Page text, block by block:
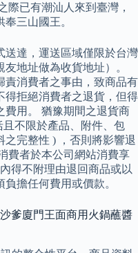
際已有潮汕人來到臺灣，
三山國王。
送達，運送區域僅限於台灣
地址做為收貨地址）。
責消費者之事由，致商品有
得拒絕消費者之退貨，但得
費用。 猶豫期間之退貨商
不限於產品、附件、包
完整性 ) ，否則將影響退
費者於本公司網站消費享
得不附理由退回商品或以
擔任何費用或價款。
爹廈門王面商用火鍋蘸醬